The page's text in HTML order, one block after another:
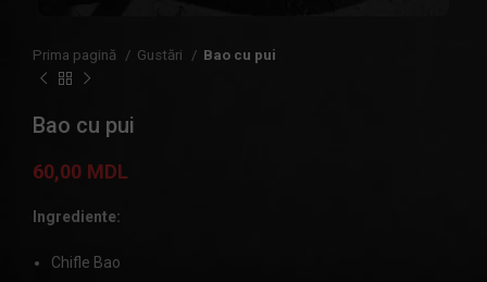
Prima pagină Gustări Bao cu pui
Bao cu pui
60,00 MDL
Ingrediente:
Chifle Bao